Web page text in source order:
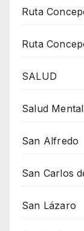
Ruta
Ruta
SALUD
Salud Mental
San Alfredo
San Carlos
San Lázaro